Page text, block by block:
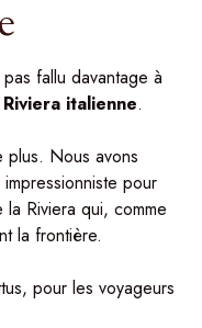
fallu davantage à
Riviera italienne.
plus. Nous avons
pour
Riviera qui, comme
la frontière.
pour les voyageurs